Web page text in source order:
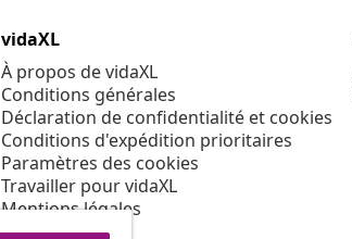
vidaXL
À propos de vidaXL
Conditions générales
Déclaration de confidentialité et cookies
Conditions d'expédition prioritaires
Paramètres des cookies
Travailler pour vidaXL
Mentions légales
Sécurité